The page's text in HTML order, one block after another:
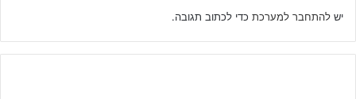
יש להתחבר למערכת כדי לכתוב תגובה.